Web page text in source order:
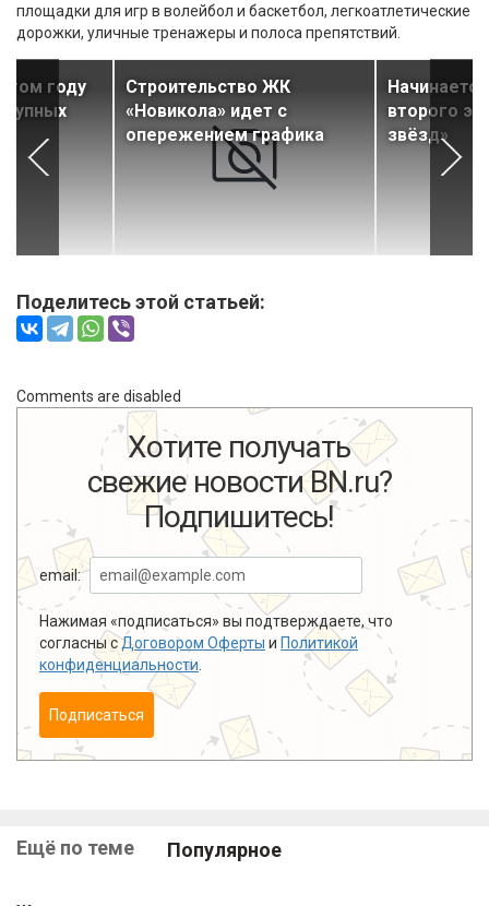
площадки для игр в волейбол и баскетбол, легкоатлетические
дорожки, уличные тренажеры и полоса препятствий.
году
Строительство ЖК
«Новикола» идет с
опережением графика
второго
звёзд»
Поделитесь этой статьей:
Comments are disabled
Хотите получать
свежие новости BN.ru?
Подпишитесь!
email:
Нажимая «подписаться» вы подтверждаете, что
согласны сДоговором Оферты и Политикой
конфиденциальности
Подписаться
Ещё по теме Популярное